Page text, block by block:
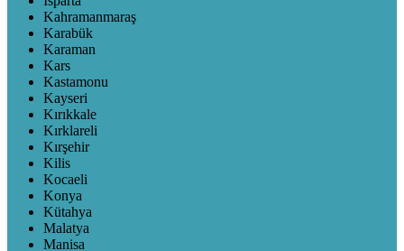
Kahramanmaraş
Karabük
Karaman
Kars
Kastamonu
Kayseri
Kırıkkale
Kırklareli
Kırşehir
Kilis
Kocaeli
Konya
Kütahya
Malatya
Manisa